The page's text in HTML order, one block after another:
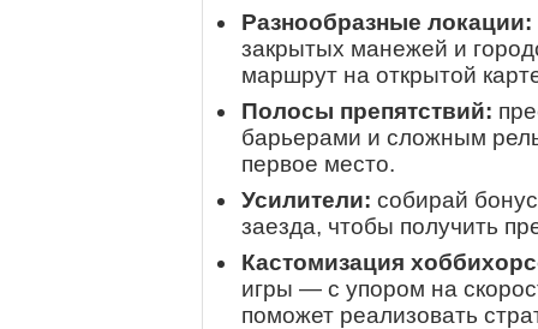
Разнообразные локации:
закрытых манежей и
маршрут на открытой
Полосы препятствий:
барьерами и сложным
первое место.
Усилители: собирай
заезда, чтобы получить
Кастомизация
игры — с упором на
поможет реализовать